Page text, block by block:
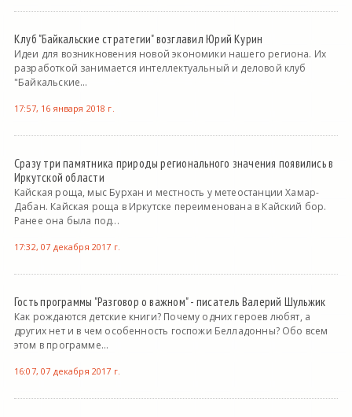
Клуб "Байкальские стратегии" возглавил Юрий Курин
Идеи для возникновения новой экономики нашего региона. Их
разработкой занимается интеллектуальный и деловой клуб
"Байкальские...
17:57, 16 января 2018 г.
Сразу три памятника природы регионального значения появились в
Иркутской области
Кайская роща, мыс Бурхан и местность у метеостанции Хамар-
Дабан. Кайская роща в Иркутске переименована в Кайский бор.
Ранее она была под...
17:32, 07 декабря 2017 г.
Гость программы "Разговор о важном" - писатель Валерий Шульжик
Как рождаются детские книги? Почему одних героев любят, а
других нет и в чем особенность госпожи Белладонны? Обо всем
этом в программе...
16:07, 07 декабря 2017 г.